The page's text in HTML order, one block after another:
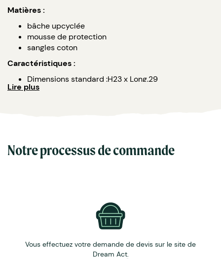
Matières :
bâche upcyclée
mousse de protection
sangles coton
Caractéristiques :
Dimensions standard :H23 x Long.29
Face avant voile de bateau
Lire plus
Notre processus de commande
Vous effectuez votre demande de devis sur le site de
Dream Act.